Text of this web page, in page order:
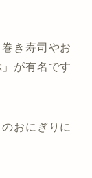
き寿司やお
が有名です
おにぎりに